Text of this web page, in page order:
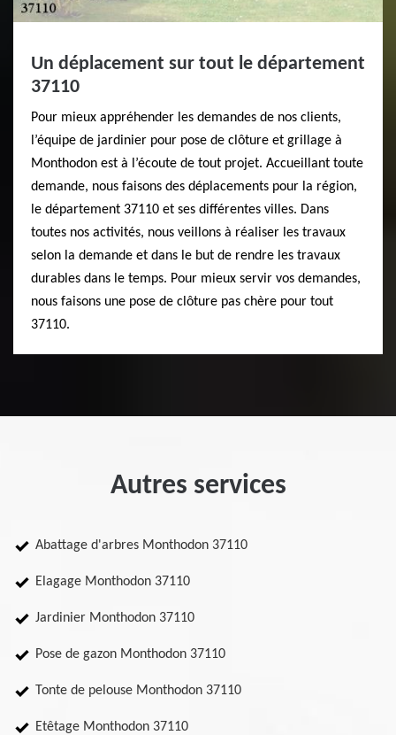
Un déplacement sur tout le département
37110
Pour mieux appréhender les demandes de nos clients,
l’équipe de jardinier pour pose de clôture et grillage à
Monthodon est à l’écoute de tout projet. Accueillant toute
demande, nous faisons des déplacements pour la région,
le département 37110 et ses différentes villes. Dans
toutes nos activités, nous veillons à réaliser les travaux
selon la demande et dans le but de rendre les travaux
durables dans le temps. Pour mieux servir vos demandes,
nous faisons une pose de clôture pas chère pour tout
37110.
Autres services
Abattage d'arbres Monthodon 37110
Elagage Monthodon 37110
Jardinier Monthodon 37110
Pose de gazon Monthodon 37110
Tonte de pelouse Monthodon 37110
Etêtage Monthodon 37110